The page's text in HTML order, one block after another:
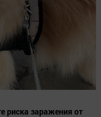
риска заражения от